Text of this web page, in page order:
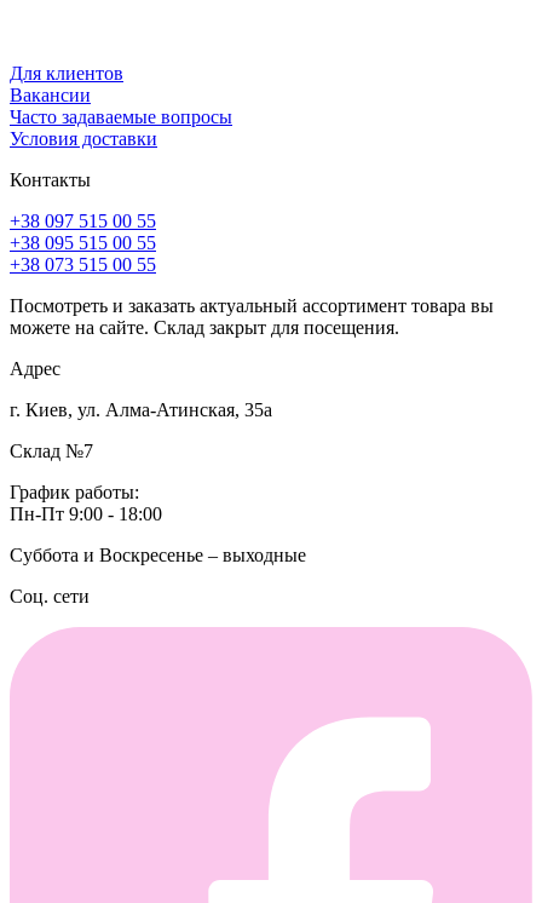
Для клиентов
Вакансии
Часто задаваемые вопросы
Условия доставки
Контакты
+38 097 515 00 55
+38 095 515 00 55
+38 073 515 00 55
Посмотреть и заказать актуальный ассортимент товара вы
можете на сайте. Склад закрыт для посещения.
Адрес
г. Киев, ул. Алма-Атинская, 35а
Склад №7
График работы:
Пн-Пт 9:00 - 18:00
Суббота и Воскресенье – выходные
Соц. сети